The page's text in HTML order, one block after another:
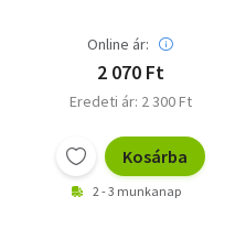
Online ár:
2 070 Ft
Eredeti ár: 2 300 Ft
Kosárba
2 - 3 munkanap